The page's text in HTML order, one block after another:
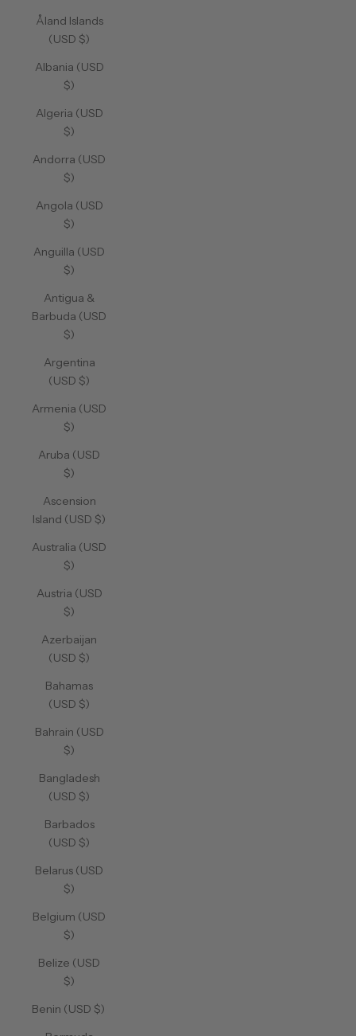
Åland Islands
(USD $)
Albania (USD
$)
Algeria (USD
$)
Andorra (USD
$)
Angola (USD
$)
Anguilla (USD
$)
Antigua &
Barbuda (USD
$)
Argentina
(USD $)
Armenia (USD
$)
Aruba (USD
$)
Ascension
Island (USD $)
Australia (USD
$)
Austria (USD
$)
Azerbaijan
(USD $)
Bahamas
(USD $)
Bahrain (USD
$)
Bangladesh
(USD $)
Barbados
(USD $)
Belarus (USD
$)
Belgium (USD
$)
Belize (USD
$)
Benin (USD $)